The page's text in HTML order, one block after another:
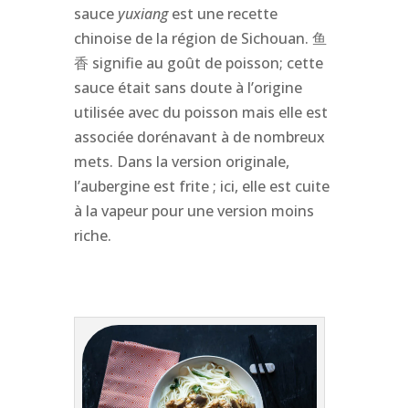
sauce yuxiangest une recette
chinoise de la région de Sichouan. 鱼
香 signifie au goût de poisson; cette
sauce était sans doute à l’origine
utilisée avec du poisson mais elle est
associée dorénavant à de nombreux
mets. Dans la version originale,
l’aubergine est frite ; ici, elle est cuite
à la vapeur pour une version moins
riche.